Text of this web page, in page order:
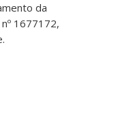
da
1677172,